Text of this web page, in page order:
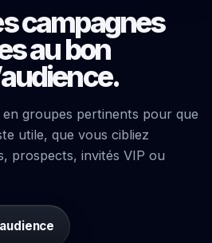
campagnes
au bon
groupes pertinents pour que
utile, que vous cibliez
prospects, invités VIP ou